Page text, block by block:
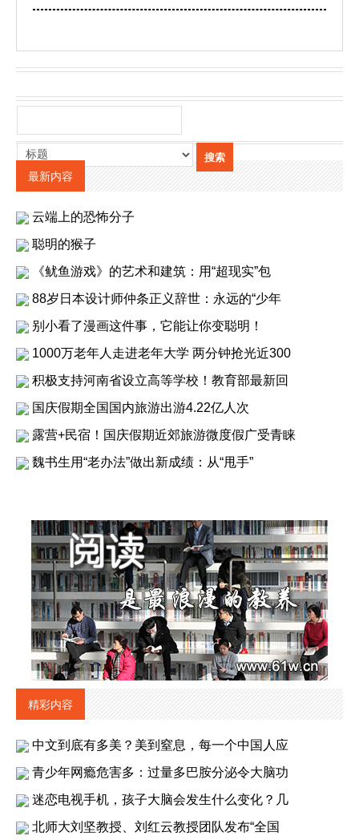
最新内容
云端上的恐怖分子
聪明的猴子
《鱿鱼游戏》的艺术和建筑：用“超现实”包
88岁日本设计师仲条正义辞世：永远的“少年
别小看了漫画这件事，它能让你变聪明！
1000万老年人走进老年大学 两分钟抢光近300
积极支持河南省设立高等学校！教育部最新回
国庆假期全国国内旅游出游4.22亿人次
露营+民宿！国庆假期近郊旅游微度假广受青睐
魏书生用“老办法”做出新成绩：从“甩手”
精彩内容
中文到底有多美？美到窒息，每一个中国人应
青少年网瘾危害多：过量多巴胺分泌令大脑功
迷恋电视手机，孩子大脑会发生什么变化？几
北师大刘坚教授、刘红云教授团队发布“全国